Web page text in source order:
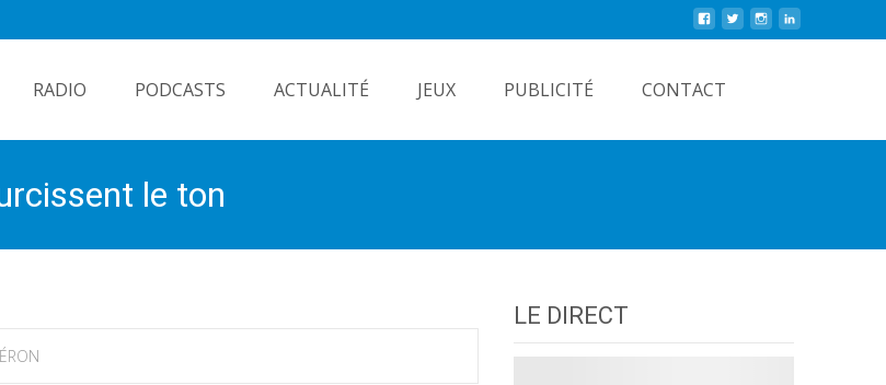
RADIO PODCASTS ACTUALITÉ JEUX PUBLICITÉ CONTACT
le ton
LE DIRECT